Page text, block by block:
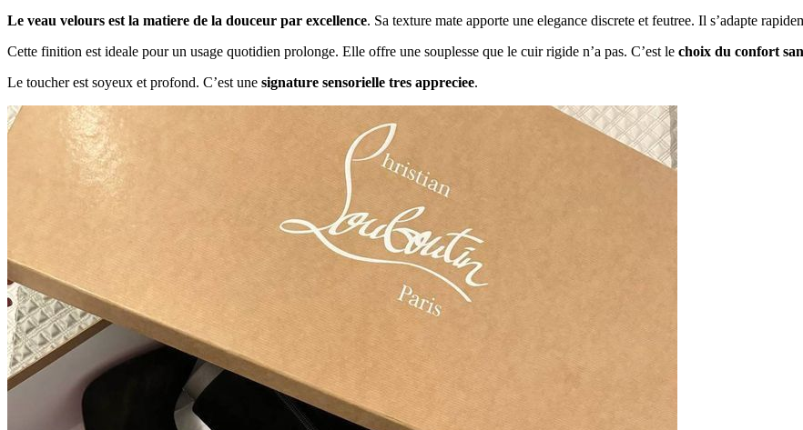
Le veau velours est la matiere de la douceur par excellence. Sa texture mate apporte une elegance discrete et feutree. Il s’adapte
Cette finition est ideale pour un usage quotidien prolonge. Elle offre une souplesse que le cuir rigide n’a pas. C’est le choix du confort
Le toucher est soyeux et profond. C’est une signature sensorielle tres appreciee.